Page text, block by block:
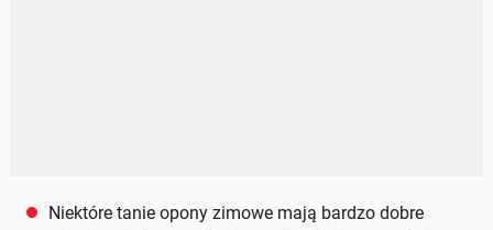
Niektóre tanie opony zimowe mają bardzo dobre